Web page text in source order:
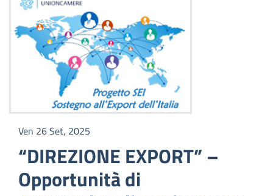
Ven 26 Set, 2025
“DIREZIONE EXPORT” –
Opportunità di